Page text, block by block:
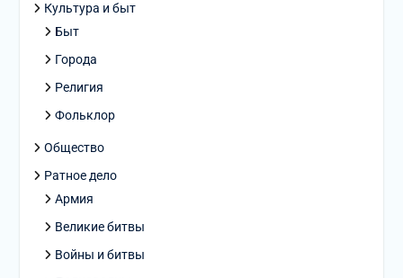
Культура и быт
Быт
Города
Религия
Фольклор
Общество
Ратное дело
Армия
Великие битвы
Войны и битвы